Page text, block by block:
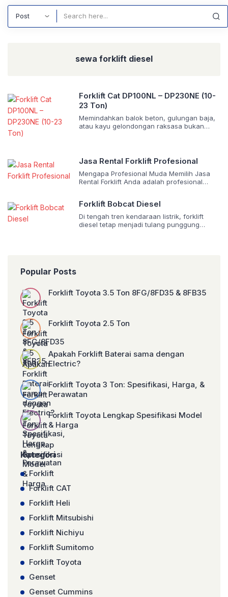
sewa forklift diesel
Forklift Cat DP100NL – DP230NE (10-
23 Ton)
Memindahkan balok beton, gulungan baja,
atau kayu gelondongan raksasa bukan
kegagalan alat berarti kerugian finansial
Triguna Karya Nusantara menghadirkan
analisis mendalam mengenai lini forklift
Jasa Rental Forklift Profesional
Mengapa Profesional Muda Memilih Jasa
Rental Forklift Anda adalah profesional
industri logistik di Indonesia, Anda pasti
mencari solusi material handling yang
cerdas. Sektor transportasi dan
pergudangan di Indonesia menunjukkan
Forklift Bobcat Diesel
Di tengah tren kendaraan listrik, forklift
diesel tetap menjadi tulang punggung
disesuaikan untuk pasar industri Asia dan
global. Rangkaian Forklift […]
Popular Posts
Forklift Toyota 3.5 Ton 8FG/8FD35 & 8FB35
Forklift Toyota 2.5 Ton
Apakah Forklift Baterai sama dengan
Electric?
Forklift Toyota 3 Ton: Spesifikasi, Harga, &
Perawatan
Forklift Toyota Lengkap Spesifikasi Model
& Harga
Kategori
Forklift
Forklift CAT
Forklift Heli
Forklift Mitsubishi
Forklift Nichiyu
Forklift Sumitomo
Forklift Toyota
Genset
Genset Cummins